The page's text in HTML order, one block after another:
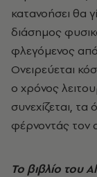
κατανοήσει θα
διάσημος
φλεγόμενος
Ονειρεύεται
ο χρόνος
συνεχίζεται,
φέρνοντάς τον
Το βιβλίο του